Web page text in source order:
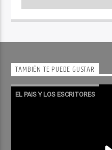
TAMBIÉN TE PUEDE GUSTAR
EL PAIS Y LOS ESCRITORES